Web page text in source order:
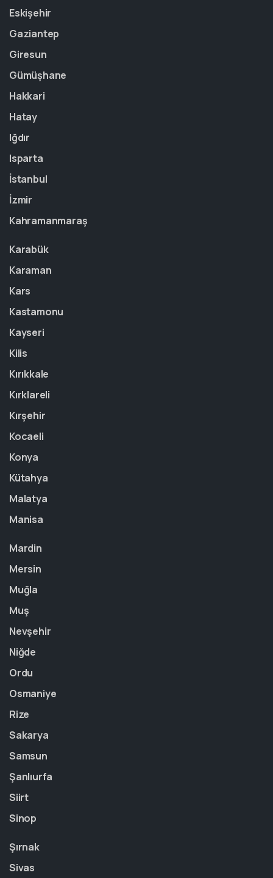
Eskişehir
Gaziantep
Giresun
Gümüşhane
Hakkari
Hatay
Iğdır
Isparta
İstanbul
İzmir
Kahramanmaraş
Karabük
Karaman
Kars
Kastamonu
Kayseri
Kilis
Kırıkkale
Kırklareli
Kırşehir
Kocaeli
Konya
Kütahya
Malatya
Manisa
Mardin
Mersin
Muğla
Muş
Nevşehir
Niğde
Ordu
Osmaniye
Rize
Sakarya
Samsun
Şanlıurfa
Siirt
Sinop
Şırnak
Sivas